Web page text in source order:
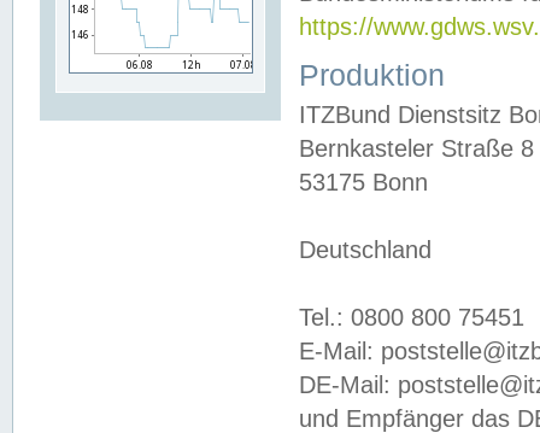
https://
Produktion
ITZBund Dienstsitz
Bernkasteler Straße 8
53175 Bonn
Deutschland
Tel.: 0800 800 75451
E-Mail:
DE-Mail:
und Empfänger das